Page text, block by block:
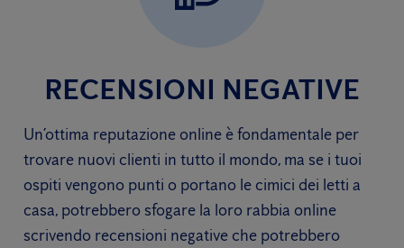
RECENSIONI NEGATIVE
Un’ottima reputazione online è fondamentale per
trovare nuovi clienti in tutto il mondo, ma se i tuoi
ospiti vengono punti o portano le cimici dei letti a
casa, potrebbero sfogare la loro rabbia online
scrivendo recensioni negative che potrebbero